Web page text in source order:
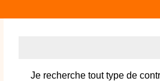
Je recherche tout type de